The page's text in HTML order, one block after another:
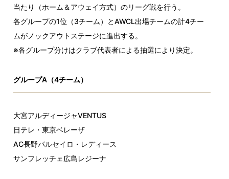
当たり（ホーム＆アウェイ方式）のリーグ戦を行う。
各グループの1位（3チーム）とAWCL出場チームの計4チー
ムがノックアウトステージに進出する。
※各グループ分けはクラブ代表者による抽選により決定。
グループA（4チーム）
大宮アルディージャVENTUS
日テレ・東京ベレーザ
AC長野パルセイロ・レディース
サンフレッチェ広島レジーナ